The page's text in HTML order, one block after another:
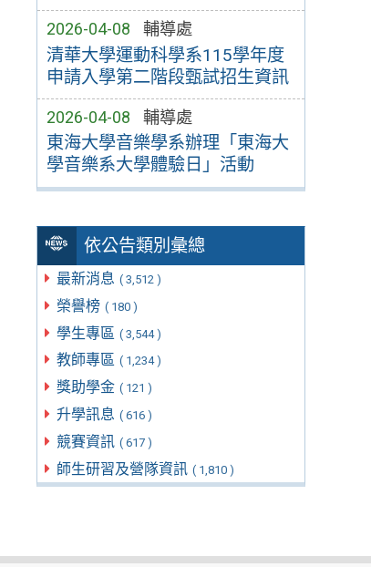
2026-04-08 輔導處
清華大學運動科學系115學年度
申請入學第二階段甄試招生資訊
2026-04-08 輔導處
東海大學音樂學系辦理「東海大
學音樂系大學體驗日」活動
依公告類別彙總
最新消息 ( 3,512 )
榮譽榜 ( 180 )
學生專區 ( 3,544 )
教師專區 ( 1,234 )
獎助學金 ( 121 )
升學訊息 ( 616 )
競賽資訊 ( 617 )
師生研習及營隊資訊 ( 1,810 )